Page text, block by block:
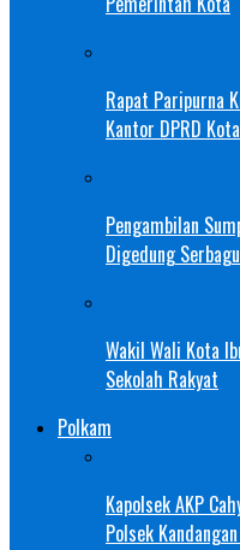
Rapat Paripurna
Kantor DPRD
Pengambilan
Digedung
Wakil Wali Kota
Sekolah Rakyat
Polkam
Kapolsek AKP
Polsek